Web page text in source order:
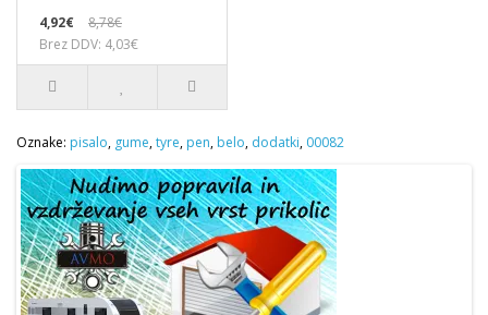
4,92€
8,78€
Brez DDV: 4,03€
Oznake: pisalo, gume,tyre, pen, belo, dodatki, 00082